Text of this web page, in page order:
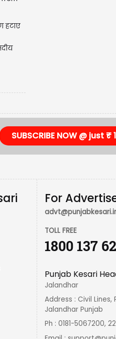
हटाए
SUBSCRIBE NOW @ just
For
TOLL FREE
1800 137
Punjab Kesari
Jalandhar
Address : Civil Lines,
Jalandhar Punjab
Ph : 0181-5067200,